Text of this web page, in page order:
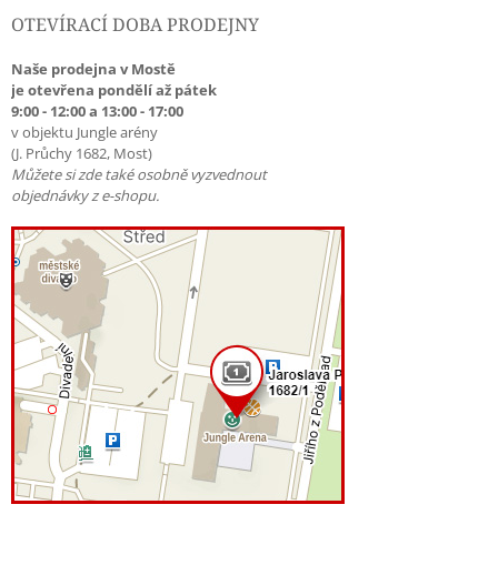
OTEVÍRACÍ DOBA PRODEJNY
Naše prodejna v Mostě
je otevřena pondělí až pátek
9:00 - 12:00 a 13:00 - 17:00
v objektu Jungle arény
(J. Průchy 1682, Most)
Můžete si zde také osobně vyzvednout
objednávky z e-shopu.